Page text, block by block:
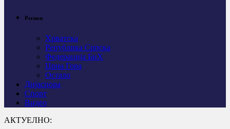
Регион
Хрватска
Република Српска
Федерација БиХ
Црна Гора
Остало
Дијаспора
Спорт
Видео
АКТУЕЛНО: